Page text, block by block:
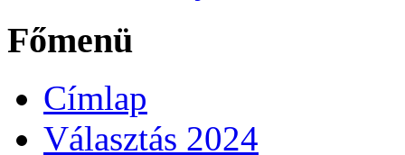
Főmenü
Címlap
Választás 2024